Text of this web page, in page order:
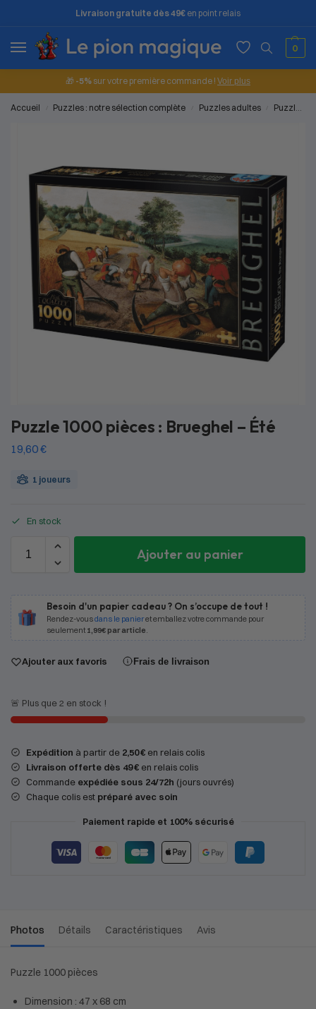
Livraison gratuite dès 49€ en point relais
0
🎁 -5% sur votre première commande ! Voir plus
Accueil Puzzles : notre sélection complète Puzzles adultes Puzzles 1000 pièces
Puzzle 1000 pièces : Brueghel – Été
19,60€
1 joueurs
En stock
Ajouter au panier
Besoin d'un papier cadeau ? On s’occupe de tout !
Rendez-vousdans le panieret emballez votre commande pour
seulement 1,99€ par article.
Ajouter aux favoris Frais de livraison
🚨 Plus que 2 en stock !
Expédition à partir de 2,50 € en relais colis
Livraison offerte dès 49 € en relais colis
Commande expédiée sous 24/72h (jours ouvrés)
Chaque colis est préparé avec soin
Paiement rapide et 100% sécurisé
Photos Détails Caractéristiques Avis
Puzzle 1000 pièces
Dimension : 47 x 68 cm